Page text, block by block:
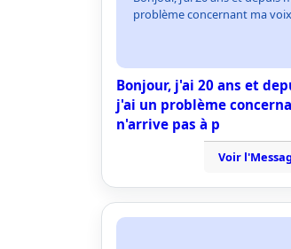
problème concernant ma
Bonjour, j'ai 20 ans et
j'ai un problème
n'arrive pas à p
Voir